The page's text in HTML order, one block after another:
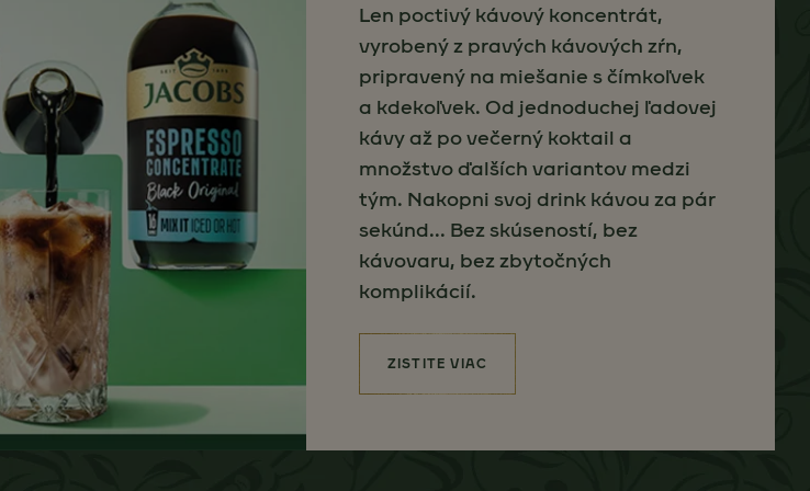
Len poctivý kávový koncentrát,
vyrobený z pravých kávových zŕn,
pripravený na miešanie s čímkoľvek
a kdekoľvek. Od jednoduchej ľadovej
kávy až po večerný koktail a
množstvo ďalších variantov medzi
tým. Nakopni svoj drink kávou za pár
sekúnd... Bez skúseností, bez
kávovaru, bez zbytočných
komplikácií.
ZISTITE VIAC